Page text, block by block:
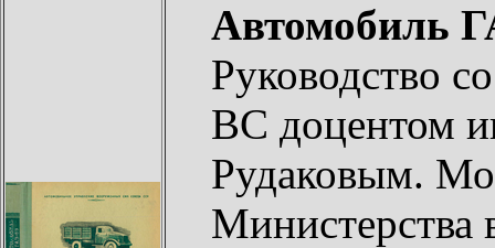
Автомобиль
Руководство
ВС доцентом
Рудаковым.